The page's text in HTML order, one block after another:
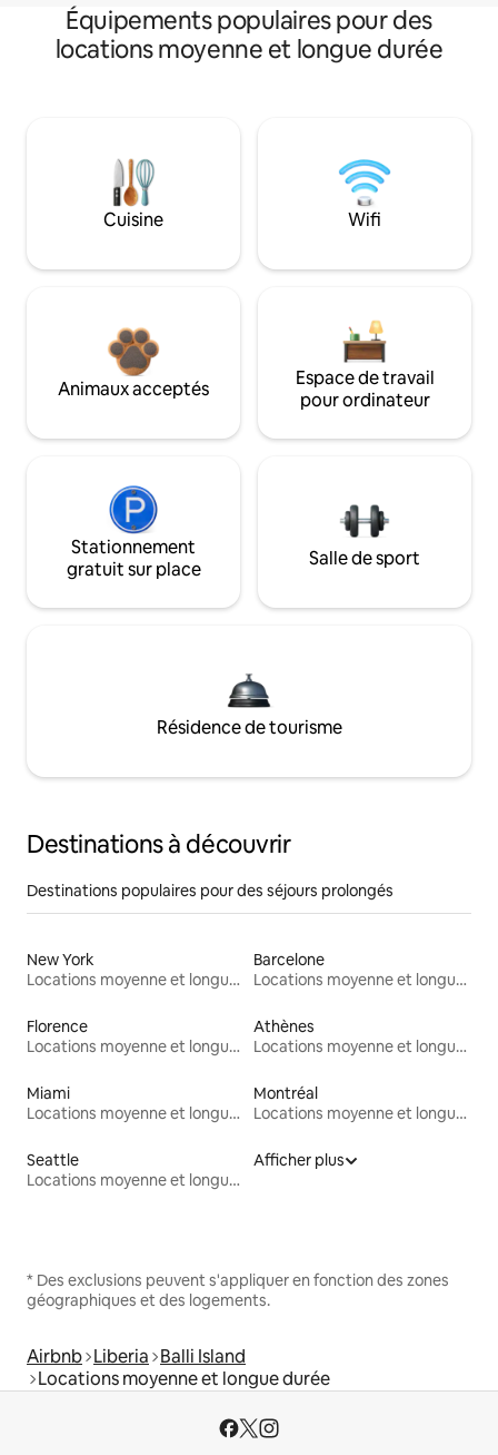
Équipements populaires pour des
locations moyenne et longue durée
Cuisine Wifi
Animaux acceptés
Espace de travail
pour ordinateur
Stationnement
gratuit sur place
Salle de sport
Résidence de tourisme
Destinations à découvrir
Destinations populaires pour des séjours prolongés
New York
Locations moyenne et longue durée
Barcelone
Locations moyenne et longue durée
Florence
Locations moyenne et longue durée
Athènes
Locations moyenne et longue durée
Miami
Locations moyenne et longue durée
Montréal
Locations moyenne et longue durée
Seattle
Locations moyenne et longue durée
Afficher plus
* Des exclusions peuvent s'appliquer en fonction des zones
géographiques et des logements.
Airbnb Liberia Balli Island
Locations moyenne et longue durée